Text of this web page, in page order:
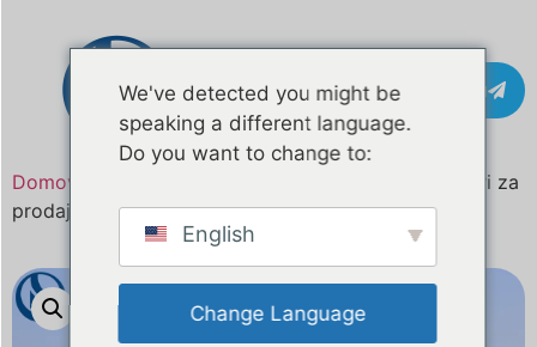
Pišite na
Domov
/ 26,2 ft Kuhinjski kontejner po meri za
prodajo | Izdelano za komercialna živilska podjetja
We've detected you might be
speaking a different language.
Do you want to change to:
English
Change Language